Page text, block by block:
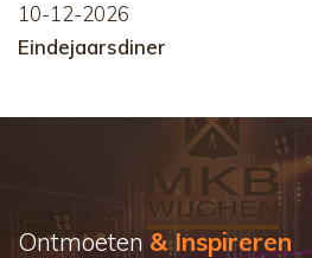
10-12-2026
Eindejaarsdiner
Ontmoeten & Inspireren